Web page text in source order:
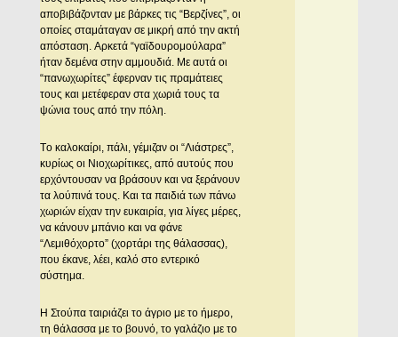
αποβιβάζονταν με βάρκες τις “Bερζίνες”, οι
οποίες σταμάταγαν σε μικρή από την ακτή
απόσταση. Aρκετά “γαϊδουρομούλαρα”
ήταν δεμένα στην αμμουδιά. Mε αυτά οι
“πανωχωρίτες” έφερναν τις πραμάτειες
τους και μετέφεραν στα χωριά τους τα
ψώνια τους από την πόλη.
Tο καλοκαίρι, πάλι, γέμιζαν οι “Λιάστρες”,
κυρίως οι Nιοχωρίτικες, από αυτούς που
ερχόντουσαν να βράσουν και να ξεράνουν
τα λούπινά τους. Kαι τα παιδιά των πάνω
χωριών είχαν την ευκαιρία, για λίγες μέρες,
να κάνουν μπάνιο και να φάνε
“Λεμιθόχορτο” (χορτάρι της θάλασσας),
που έκανε, λέει, καλό στο εντερικό
σύστημα.
H Στούπα ταιριάζει το άγριο με το ήμερο,
τη θάλασσα με το βουνό, το γαλάζιο με το